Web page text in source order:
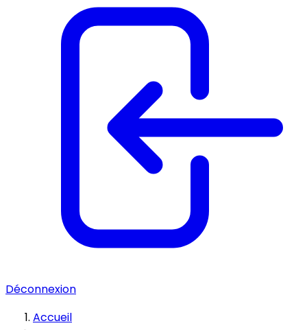
Déconnexion
Accueil